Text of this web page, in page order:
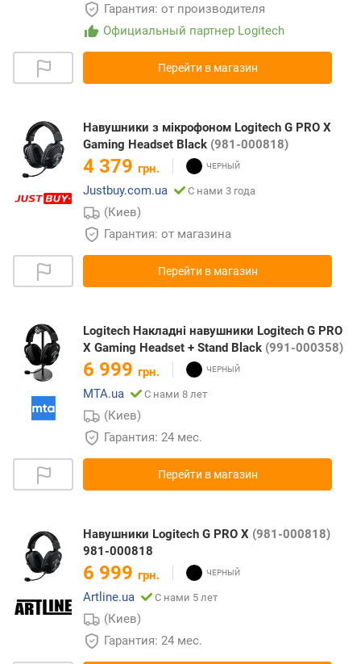
Гарантия: от производителя
Официальный партнер Logitech
Перейти в магазин
Навушники з мікрофоном Logitech G PRO X
Gaming Headset Black (981-000818)
4 379 грн.
Justbuy.com.ua
С нами 3 года
(Киев)
Гарантия: от магазина
Перейти в магазин
Logitech Накладні навушники Logitech G PRO
X Gaming Headset + Stand Black (991-000358)
6 999 грн.
MTA.ua
С нами 8 лет
(Киев)
Гарантия: 24 мес.
Перейти в магазин
Навушники Logitech G PRO X (981-000818)
981-000818
6 999 грн.
Artline.ua
С нами 5 лет
(Киев)
Гарантия: 24 мес.